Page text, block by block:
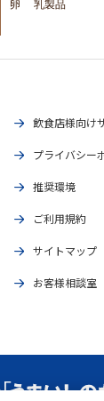
卵 乳製品
飲食店様向け
プライバシー
推奨環境
ご利用規約
サイトマップ
お客様相談室